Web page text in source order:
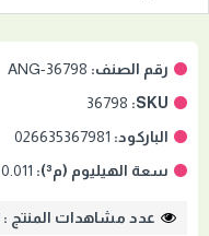
رقم الصنف: ANG-36798
SKU:
36798
الباركود: 026635367981
سعة الهيليوم (م³):
0.011
عدد مشاهدات المنتج : 5620